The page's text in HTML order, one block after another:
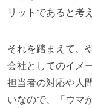
リットであると考
それを踏まえて、
会社としてのイメ
担当者の対応や人
いなので、「ウマ